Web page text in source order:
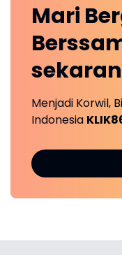
Mari
Menjadi Korwil,
Indonesia